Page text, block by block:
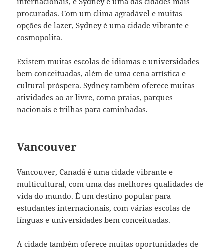
procuradas. Com um clima agradável e muitas
opções de lazer, Sydney é uma cidade vibrante e
cosmopolita.
Existem muitas escolas de idiomas e universidades
bem conceituadas, além de uma cena artística e
cultural próspera. Sydney também oferece muitas
atividades ao ar livre, como praias, parques
nacionais e trilhas para caminhadas.
Vancouver
Vancouver, Canadá é uma cidade vibrante e
multicultural, com uma das melhores qualidades de
vida do mundo. É um destino popular para
estudantes internacionais, com várias escolas de
línguas e universidades bem conceituadas.
A cidade também oferece muitas oportunidades de